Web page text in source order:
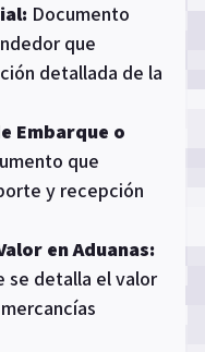
Documento
que
detallada de la
Embarque o
que
y recepción
en Aduanas:
se detalla el valor